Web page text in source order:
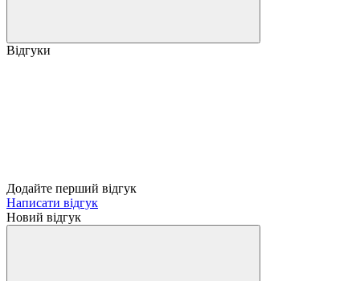
Відгуки
Додайте перший відгук
Написати відгук
Новий відгук